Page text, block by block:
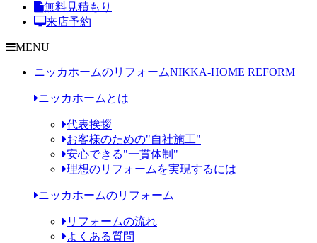
無料見積もり
来店予約
MENU
ニッカホームのリフォームNIKKA-HOME REFORM
ニッカホームとは
代表挨拶
お客様のための"自社施工"
安心できる"一貫体制"
理想のリフォームを実現するには
ニッカホームのリフォーム
リフォームの流れ
よくある質問